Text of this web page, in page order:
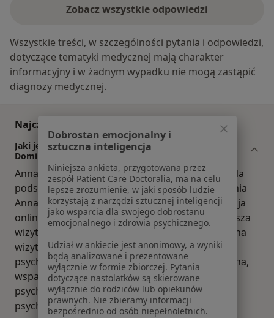
Zobacz wszystkie odpowiedzi
Wszystkie treści, w szczególności pytania i odpowiedzi,
dotyczące tematyki medycznej mają charakter
informacyjny i w żadnym wypadku nie mogą zastąpić
diagnozy medycznej.
Najczęściej zadawane pytania
Jaki jest zakres porad oferowanych przez Anna
Dominik?
Anna Dominik to psycholog, psychoterapeuta. Na
podstawie swojego doświadczenia i wykształcenia
Anna Dominik oferuje usługi takie jak: konsultacja
online, konsultacja psychoterapeutyczna (pierwsza
wizyta), konsultacja psychoterapeutyczna (kolejna
wizyta), Konsultacja psychologiczna, Wsparcie
psychologiczne, konsultacja psychoterapeutyczna,
wsparcie psychologiczne dla młodzieży,
psychoterapia młodzieży, wsparcie w żałobie,
psychoterapia psychodynamiczna.
Dobrostan emocjonalny i
sztuczna inteligencja
Niniejsza ankieta, przygotowana przez
zespół Patient Care Doctoralia, ma na celu
lepsze zrozumienie, w jaki sposób ludzie
korzystają z narzędzi sztucznej inteligencji
jako wsparcia dla swojego dobrostanu
emocjonalnego i zdrowia psychicznego.
Udział w ankiecie jest anonimowy, a wyniki
będą analizowane i prezentowane
wyłącznie w formie zbiorczej. Pytania
dotyczące nastolatków są skierowane
wyłącznie do rodziców lub opiekunów
prawnych. Nie zbieramy informacji
bezpośrednio od osób niepełnoletnich.